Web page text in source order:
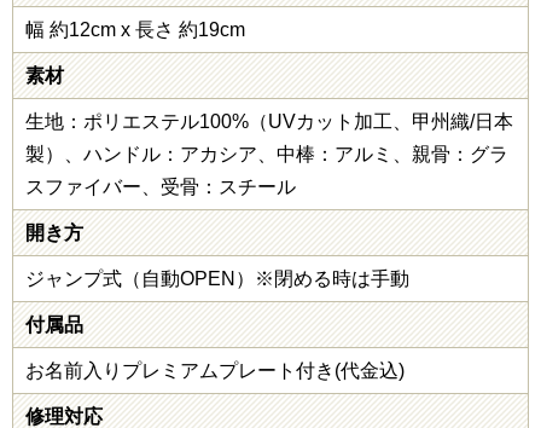
幅 約12cm x 長さ 約19cm
素材
生地：ポリエステル100%（UVカット加工、甲州織/日本
製）、ハンドル：アカシア、中棒：アルミ、親骨：グラ
スファイバー、受骨：スチール
開き方
ジャンプ式（自動OPEN）※閉める時は手動
付属品
お名前入りプレミアムプレート付き(代金込)
修理対応